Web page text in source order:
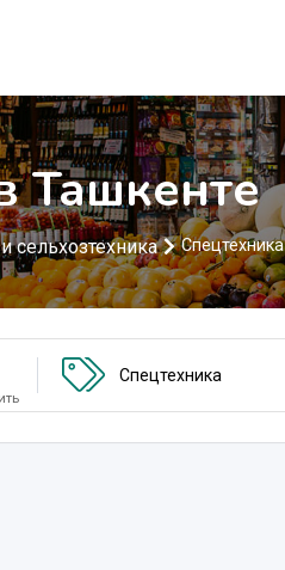
Ташкенте
сельхозтехника Спецтехника
Спецтехника